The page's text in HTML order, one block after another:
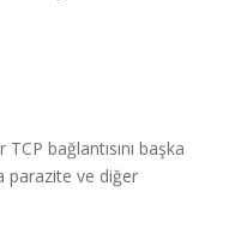
bağlantısını başka
parazite ve diğer